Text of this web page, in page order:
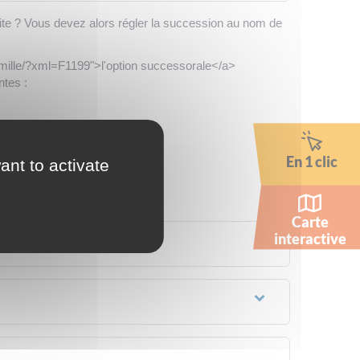
? Vous devez alors régler la succession au nom de
?xml=F1199">l'option successorale</a>
:
de l'actif net</a>
En 1 clic
Carte
interactive
to activate